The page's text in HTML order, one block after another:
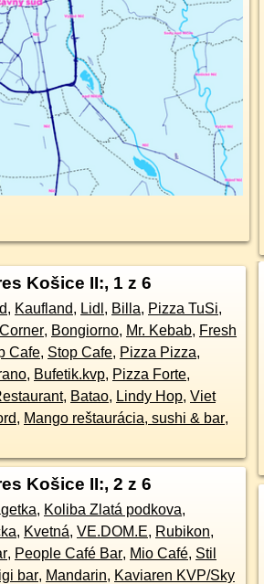
Košice II:, 1 z 6
, Kaufland, Lidl , Billa, Pizza TuSi,
, Bongiorno, Mr. Kebab, Fresh
Cafe, Stop Cafe, Pizza Pizza,
, Bufetik.kvp, Pizza Forte,
, Batao, Lindy Hop, Viet
, Mango reštaurácia, sushi & bar,
Košice II:, 2 z 6
, Koliba Zlatá podkova,
, Kvetná, VE.DOM.E, Rubikon,
, People Café Bar, Mio Café, Stil
bar, Mandarin, Kaviaren KVP/Sky